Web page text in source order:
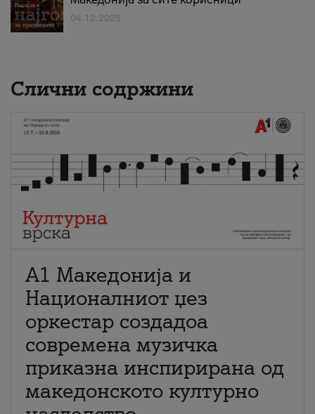
04.12.2025
Слични содржини
А1 Македонија и
Националниот џез
оркестар создадоа
современа музичка
приказна инспирирана од
македонското културно